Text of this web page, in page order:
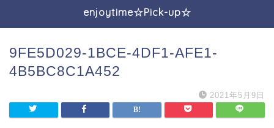
enjoytime☆Pick-up☆
9FE5D029-1BCE-4DF1-AFE1-
4B5BC8C1A452
2021年5月9日